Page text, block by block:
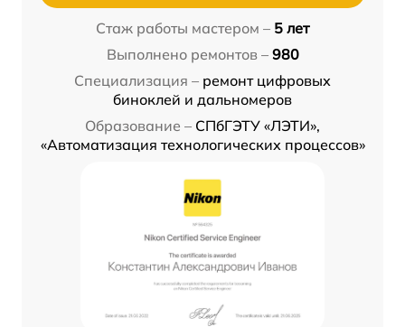
Стаж работы мастером – 5 лет
Выполнено ремонтов – 980
Специализация – ремонт цифровых
биноклей и дальномеров
Образование – СПбГЭТУ «ЛЭТИ»,
«Автоматизация технологических процессов»